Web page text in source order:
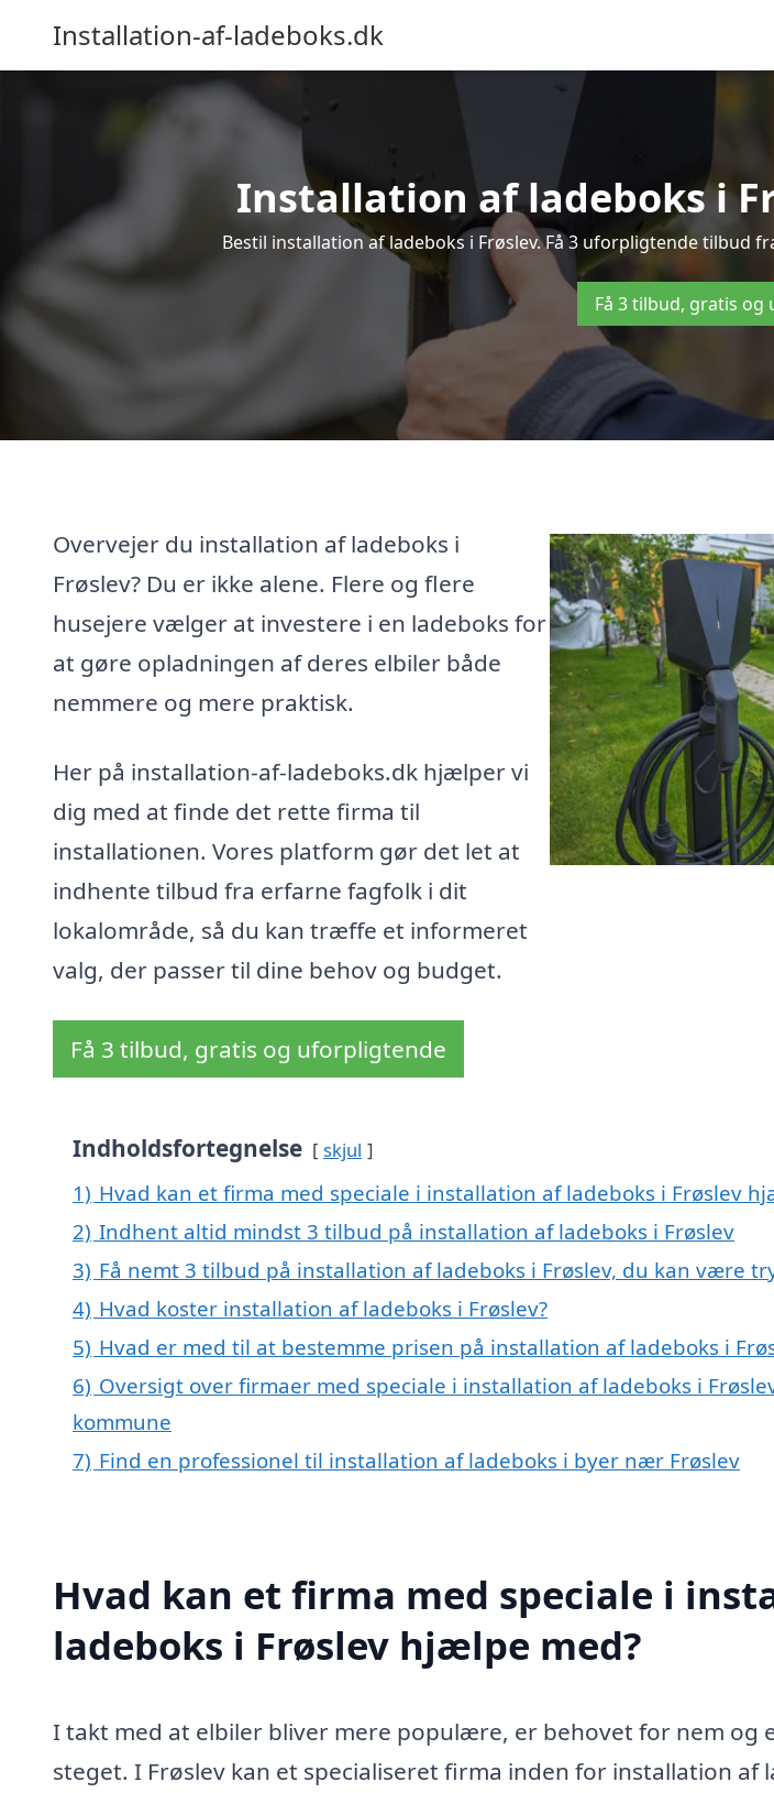
Installation-af-ladeboks.dk
Installation af ladeboks i
Bestil installation af ladeboks i Frøslev. Få 3 uforpligtende tilbud
Få 3 tilbud, gratis
Overvejer du installation af ladeboks i
Frøslev? Du er ikke alene. Flere og flere
husejere vælger at investere i en ladeboks for
at gøre opladningen af deres elbiler både
nemmere og mere praktisk.
Her på installation-af-ladeboks.dk hjælper vi
dig med at finde det rette firma til
installationen. Vores platform gør det let at
indhente tilbud fra erfarne fagfolk i dit
lokalområde, så du kan træffe et informeret
valg, der passer til dine behov og budget.
Få 3 tilbud, gratis og uforpligtende
Indholdsfortegnelse skjul
1) Hvad kan et firma med speciale i installation af ladeboks i Frøslev
2) Indhent altid mindst 3 tilbud på installation af ladeboks i Frøslev
3) Få nemt 3 tilbud på installation af ladeboks i Frøslev, du kan være
4) Hvad koster installation af ladeboks i Frøslev?
5) Hvad er med til at bestemme prisen på installation af ladeboks i
6) Oversigt over firmaer med speciale i installation af ladeboks i
kommune
7) Find en professionel til installation af ladeboks i byer nær Frøslev
Hvad kan et firma med speciale i
ladeboks i Frøslev hjælpe med?
I takt med at elbiler bliver mere populære, er behovet for nem og
steget. I Frøslev kan et specialiseret firma inden for installation af